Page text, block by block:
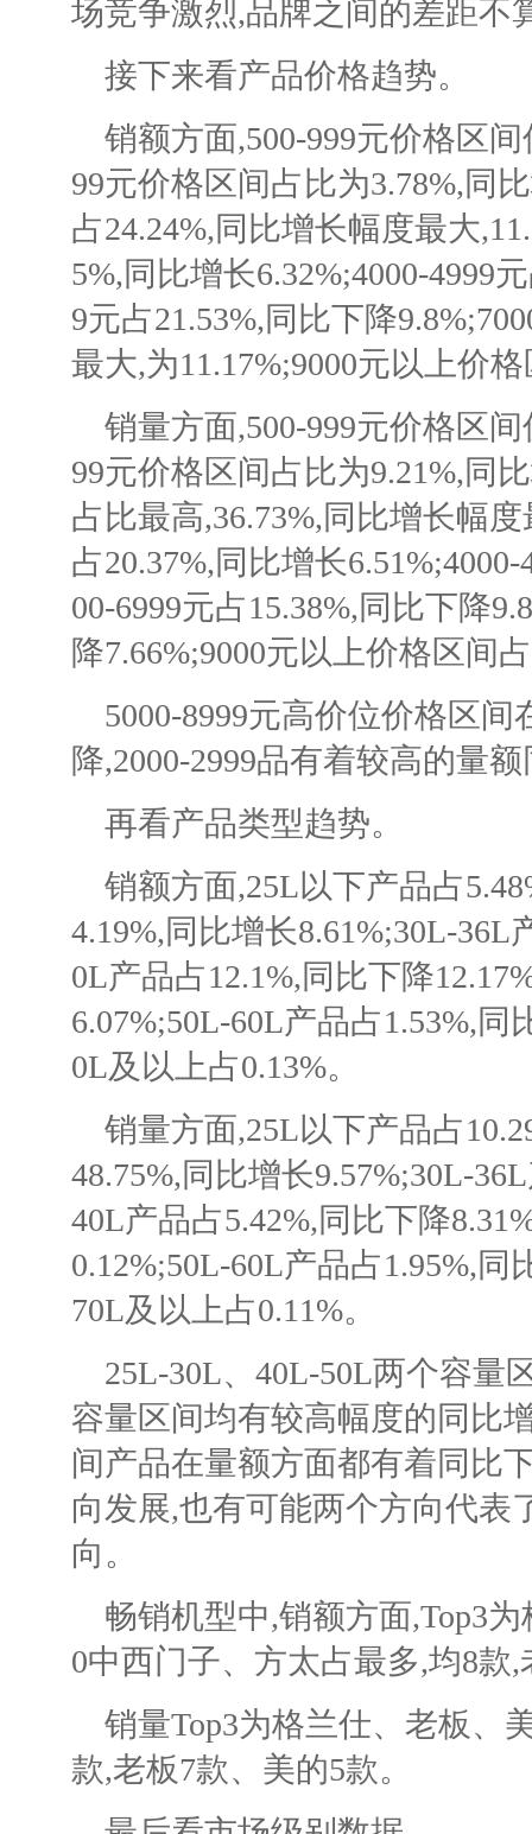
场竞争激烈,品牌之间的差距不
接下来看产品价格趋势。
销额方面,500-999元价格区
99元价格区间占比为3.78%,同
占24.24%,同比增长幅度最大
5%,同比增长6.32%;4000-4999
9元占21.53%,同比下降
最大,为11.17%;9000元以上价
销量方面,500-999元价格区
99元价格区间占比为9.21%,同
占比最高,36.73%,同比增长幅
占20.37%,同比增长
00-6999元占15.38%,同比下降
降7.66%;9000元以上价格区间
5000-8999元高价位价格区
降,2000-2999品有着较高的量
再看产品类型趋势。
销额方面,25L以下产品占
4.19%,同比增长8.61%;30L-36L
0L产品占12.1%,同比下降
6.07%;50L-60L产品占1.53%,同
0L及以上占0.13%。
销量方面,25L以下产品占
48.75%,同比增长9.57%;30L-
40L产品占5.42%,同比下降
0.12%;50L-60L产品占1.95%,同
70L及以上占0.11%。
25L-30L、40L-50L两个容量
容量区间均有较高幅度的同比
间产品在量额方面都有着同比
向发展,也有可能两个方向代表
向。
畅销机型中,销额方面,Top3
0中西门子、方太占最多,均8款
销量Top3为格兰仕、老板、
款,老板7款、美的5款。